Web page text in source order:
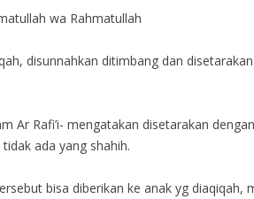
wa Rahmatullah
disunnahkan ditimbang dan
Ar Rafi’i- mengatakan disetarakan
ada yang shahih.
bisa diberikan ke anak yg